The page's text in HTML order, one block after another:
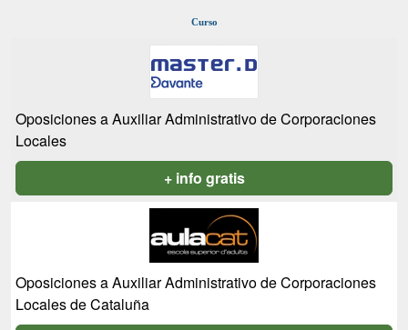
Curso
Oposiciones a Auxiliar Administrativo de Corporaciones
Locales
+ info gratis
Oposiciones a Auxiliar Administrativo de Corporaciones
Locales de Cataluña